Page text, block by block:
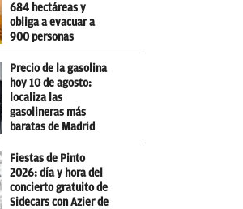
684 hectáreas y
obliga a evacuar a
900 personas
Precio de la gasolina
hoy 10 de agosto:
localiza las
gasolineras más
baratas de Madrid
Fiestas de Pinto
2026: día y hora del
concierto gratuito de
Sidecars con Azier de